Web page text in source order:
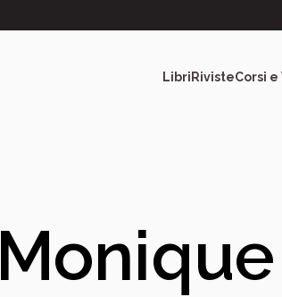
LibriRivisteCorsi
Monique